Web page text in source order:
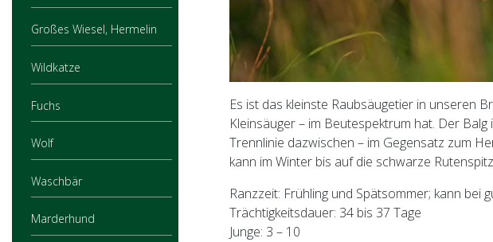
Großes Wiesel, Hermelin
Wildkatze
Fuchs
Wolf
Waschbär
Marderhund
Es ist das kleinste Raubsäugetier in unseren
Kleinsäuger – im Beutespektrum hat. Der
Trennlinie dazwischen – im Gegensatz zum
kann im Winter bis auf die schwarze
Ranzzeit: Frühling und Spätsommer; kann bei
Trächtigkeitsdauer: 34 bis 37 Tage
Junge: 3 – 10